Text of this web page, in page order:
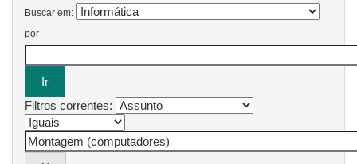
Buscar em:
por
Filtros correntes: